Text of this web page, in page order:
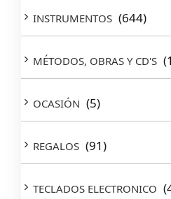
INSTRUMENTOS (644)
MÉTODOS, OBRAS Y CD'S
OCASIÓN (5)
REGALOS (91)
TECLADOS ELECTRONICO